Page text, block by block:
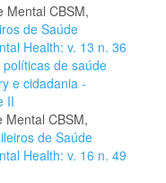
Mental CBSM,
de Saúde
Health: v. 13 n. 36
de saúde
e cidadania -
II
Mental CBSM,
de Saúde
Health: v. 16 n. 49